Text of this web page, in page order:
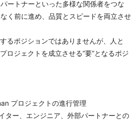
ートナーといった多様な関係者をつな
く前に進め、品質とスピードを両立させ
るポジションではありませんが、人と
ロジェクトを成立させる“要”となるポジ
プロジェクトの進行管理
ター、エンジニア、外部パートナーとの